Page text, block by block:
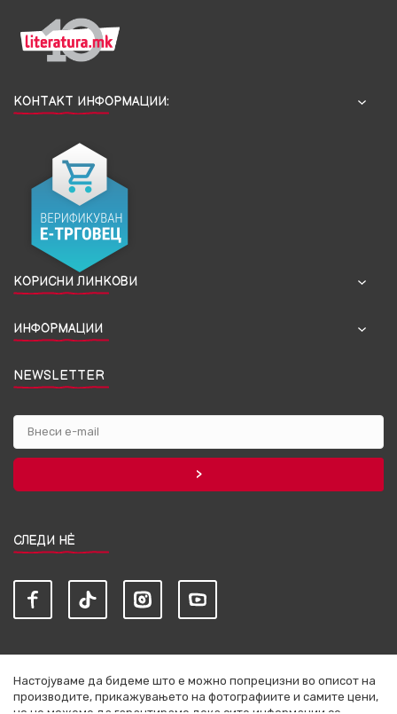
КОНТАКТ ИНФОРМАЦИИ:
КОРИСНИ ЛИНКОВИ
ИНФОРМАЦИИ
NEWSLETTER
СЛЕДИ НЀ
Настојуваме да бидеме што е можно попрецизни во описот на
производите, прикажувањето на фотографиите и самите цени,